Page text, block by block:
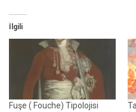
İlgili
Fuşe ( Fouche) Tipolojisi